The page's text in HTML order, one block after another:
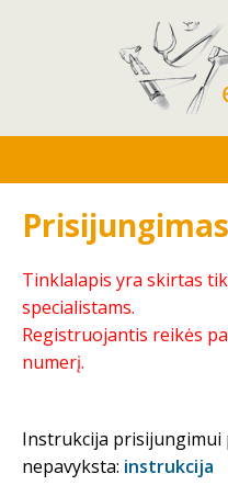
Tinklalapis yra skirtas
specialistams.
Registruojantis reikės
numerį.
Instrukcija prisijungimui
nepavyksta: instrukcija